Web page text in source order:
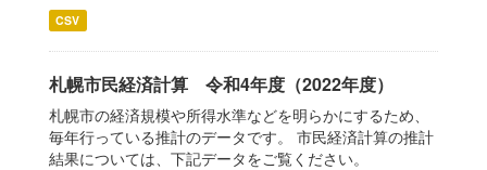
CSV
札幌市民経済計算 令和4年度（2022年度）
札幌市の経済規模や所得水準などを明らかにするため、
毎年行っている推計のデータです。 市民経済計算の推計
結果については、下記データをご覧ください。